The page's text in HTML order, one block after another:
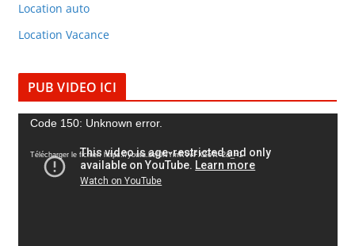
Location auto
Location Vacance
PUB VIDEO ICI
Code 150: Unknown error.
Télécharger le fichier: https://youtu.be/0NYmRVvFXZo?t=2&_=1